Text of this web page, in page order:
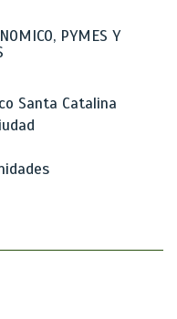
PYMES Y
Santa Catalina